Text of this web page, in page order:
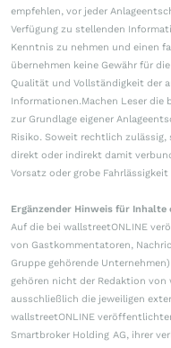
empfehlen, vor jeder
Verfügung zu stellenden
Kenntnis zu nehmen und einen
übernehmen keine Gewähr für
Qualität und Vollständigkeit der
Informationen.Machen Leser
zur Grundlage eigener
Risiko. Soweit rechtlich
direkt oder indirekt damit
Vorsatz oder grobe
Ergänzender Hinweis für
Auf die bei wallstreetONLINE
von Gastkommentatoren,
Gruppe gehörende
gehören nicht der Redaktion von
ausschließlich die jeweiligen
wallstreetONLINE
Smartbroker Holding AG, ihrer